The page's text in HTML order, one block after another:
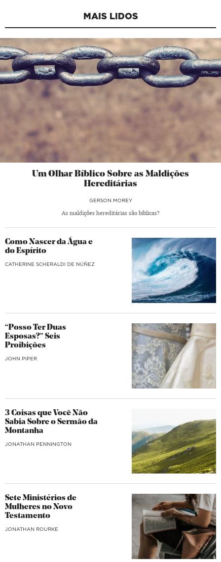
MAIS LIDOS
Um Olhar Bíblico Sobre as Maldições
Hereditárias
GERSON MOREY
As maldições hereditárias são bíblicas?
Como Nascer da Água e
do Espírito
CATHERINE SCHERALDI DE NÚÑEZ
“Posso Ter Duas
Esposas?” Seis
Proibições
JOHN PIPER
3 Coisas que Você Não
Sabia Sobre o Sermão da
Montanha
JONATHAN PENNINGTON
Sete Ministérios de
Mulheres no Novo
Testamento
JONATHAN ROURKE